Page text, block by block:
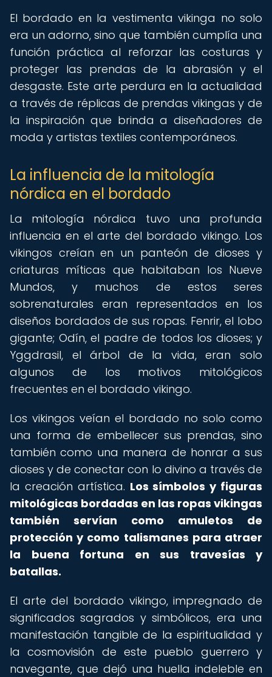
El bordado en la vestimenta vikinga no solo
era un adorno, sino que también cumplía una
función práctica al reforzar las costuras y
proteger las prendas de la abrasión y el
desgaste. Este arte perdura en la actualidad
a través de réplicas de prendas vikingas y de
la inspiración que brinda a diseñadores de
moda y artistas textiles contemporáneos.
La influencia de la mitología
nórdica en el bordado
La mitología nórdica tuvo una profunda
influencia en el arte del bordado vikingo. Los
vikingos creían en un panteón de dioses y
criaturas míticas que habitaban los Nueve
Mundos, y muchos de estos seres
sobrenaturales eran representados en los
diseños bordados de sus ropas. Fenrir, el lobo
gigante; Odín, el padre de todos los dioses; y
Yggdrasil, el árbol de la vida, eran solo
algunos de los motivos mitológicos
frecuentes en el bordado vikingo.
Los vikingos veían el bordado no solo como
una forma de embellecer sus prendas, sino
también como una manera de honrar a sus
dioses y de conectar con lo divino a través de
la creación artística. Los símbolos y figuras
mitológicas bordadas en las ropas vikingas
también servían como amuletos de
protección y como talismanes para atraer
la buena fortuna en sus travesías y
batallas.
El arte del bordado vikingo, impregnado de
significados sagrados y simbólicos, era una
manifestación tangible de la espiritualidad y
la cosmovisión de este pueblo guerrero y
navegante, que dejó una huella indeleble en